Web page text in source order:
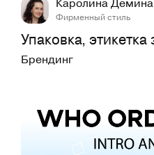
Фирменный стиль
Брендинг